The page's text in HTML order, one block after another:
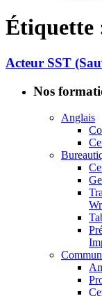
Étiquette
Acteur SST
Nos
Anglais